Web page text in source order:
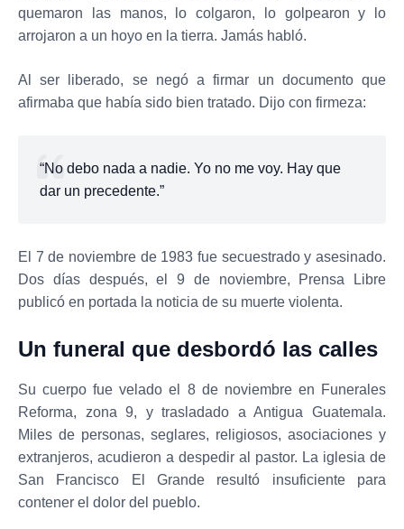
quemaron las manos, lo colgaron, lo golpearon y lo
arrojaron a un hoyo en la tierra. Jamás habló.
Al ser liberado, se negó a firmar un documento que
afirmaba que había sido bien tratado. Dijo con firmeza:
“No debo nada a nadie. Yo no me voy. Hay que
dar un precedente.”
El 7 de noviembre de 1983 fue secuestrado y asesinado.
Dos días después, el 9 de noviembre, Prensa Libre
publicó en portada la noticia de su muerte violenta.
Un funeral que desbordó las calles
Su cuerpo fue velado el 8 de noviembre en Funerales
Reforma, zona 9, y trasladado a Antigua Guatemala.
Miles de personas, seglares, religiosos, asociaciones y
extranjeros, acudieron a despedir al pastor. La iglesia de
San Francisco El Grande resultó insuficiente para
contener el dolor del pueblo.